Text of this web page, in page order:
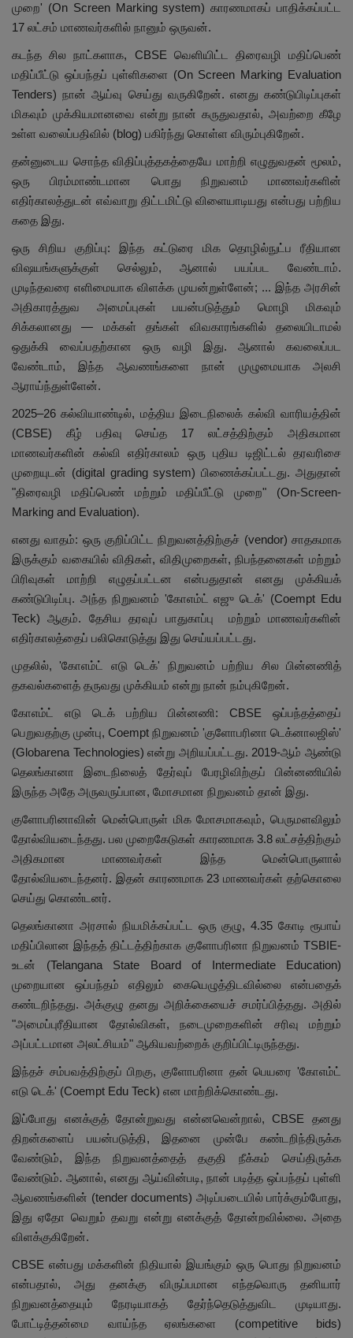
முறை' (On Screen Marking system) காரணமாகப் பாதிக்கப்பட்ட
17 லட்சம் மாணவர்களில் நானும் ஒருவன்.
கடந்த சில நாட்களாக, CBSE வெளியிட்ட திரைவழி மதிப்பெண்
மதிப்பீட்டு ஒப்பந்தப் புள்ளிகளை (On Screen Marking Evaluation
Tenders) நான் ஆய்வு செய்து வருகிறேன். எனது கண்டுபிடிப்புகள்
மிகவும் முக்கியமானவை என்று நான் கருதுவதால், அவற்றை கீழே
உள்ள வலைப்பதிவில் (blog) பகிர்ந்து கொள்ள விரும்புகிறேன்.
தன்னுடைய சொந்த விதிப்புத்தகத்தையே மாற்றி எழுதுவதன் மூலம்,
ஒரு பிரம்மாண்டமான பொது நிறுவனம் மாணவர்களின்
எதிர்காலத்துடன் எவ்வாறு திட்டமிட்டு விளையாடியது என்பது பற்றிய
கதை இது.
ஒரு சிறிய குறிப்பு: இந்த கட்டுரை மிக தொழில்நுட்ப ரீதியான
விஷயங்களுக்குள் செல்லும், ஆனால் பயப்பட வேண்டாம்.
முடிந்தவரை எளிமையாக விளக்க முயன்றுள்ளேன்; ... இந்த அரசின்
அதிகாரத்துவ அமைப்புகள் பயன்படுத்தும் மொழி மிகவும்
சிக்கலானது — மக்கள் தங்கள் விவகாரங்களில் தலையிடாமல்
ஒதுக்கி வைப்பதற்கான ஒரு வழி இது. ஆனால் கவலைப்பட
வேண்டாம், இந்த ஆவணங்களை நான் முழுமையாக அலசி
ஆராய்ந்துள்ளேன்.
2025–26 கல்வியாண்டில், மத்திய இடைநிலைக் கல்வி வாரியத்தின்
(CBSE) கீழ் பதிவு செய்த 17 லட்சத்திற்கும் அதிகமான
மாணவர்களின் கல்வி எதிர்காலம் ஒரு புதிய டிஜிட்டல் தரவரிசை
முறையுடன் (digital grading system) பிணைக்கப்பட்டது. அதுதான்
"திரைவழி மதிப்பெண் மற்றும் மதிப்பீட்டு முறை" (On-Screen-
Marking and Evaluation).
எனது வாதம்: ஒரு குறிப்பிட்ட நிறுவனத்திற்குச் (vendor) சாதகமாக
இருக்கும் வகையில் விதிகள், விதிமுறைகள், நிபந்தனைகள் மற்றும்
பிரிவுகள் மாற்றி எழுதப்பட்டன என்பதுதான் எனது முக்கியக்
கண்டுபிடிப்பு. அந்த நிறுவனம் 'கோஎம்ட் எஜு டெக்' (Coempt Edu
Teck) ஆகும். தேசிய தரவுப் பாதுகாப்பு மற்றும் மாணவர்களின்
எதிர்காலத்தைப் பலிகொடுத்து இது செய்யப்பட்டது.
முதலில், 'கோஎம்ட் எடு டெக்' நிறுவனம் பற்றிய சில பின்னணித்
தகவல்களைத் தருவது முக்கியம் என்று நான் நம்புகிறேன்.
கோஎம்ட் எடு டெக் பற்றிய பின்னணி: CBSE ஒப்பந்தத்தைப்
பெறுவதற்கு முன்பு, Coempt நிறுவனம் 'குளோபரினா டெக்னாலஜிஸ்'
(Globarena Technologies) என்று அறியப்பட்டது. 2019-ஆம் ஆண்டு
தெலங்கானா இடைநிலைத் தேர்வுப் பேரழிவிற்குப் பின்னணியில்
இருந்த அதே அருவருப்பான, மோசமான நிறுவனம் தான் இது.
குளோபரினாவின் மென்பொருள் மிக மோசமாகவும், பெருமளவிலும்
தோல்வியடைந்தது. பல முறைகேடுகள் காரணமாக 3.8 லட்சத்திற்கும்
அதிகமான மாணவர்கள் இந்த மென்பொருளால்
தோல்வியடைந்தனர். இதன் காரணமாக 23 மாணவர்கள் தற்கொலை
செய்து கொண்டனர்.
தெலங்கானா அரசால் நியமிக்கப்பட்ட ஒரு குழு, 4.35 கோடி ரூபாய்
மதிப்பிலான இந்தத் திட்டத்திற்காக குளோபரினா நிறுவனம் TSBIE-
உடன் (Telangana State Board of Intermediate Education)
முறையான ஒப்பந்தம் எதிலும் கையெழுத்திடவில்லை என்பதைக்
கண்டறிந்தது. அக்குழு தனது அறிக்கையைச் சமர்ப்பித்தது. அதில்
"அமைப்புரீதியான தோல்விகள், நடைமுறைகளின் சரிவு மற்றும்
அப்பட்டமான அலட்சியம்" ஆகியவற்றைக் குறிப்பிட்டிருந்தது.
இந்தச் சம்பவத்திற்குப் பிறகு, குளோபரினா தன் பெயரை 'கோஎம்ட்
எடு டெக்' (Coempt Edu Teck) என மாற்றிக்கொண்டது.
இப்போது எனக்குத் தோன்றுவது என்னவென்றால், CBSE தனது
திறன்களைப் பயன்படுத்தி, இதனை முன்பே கண்டறிந்திருக்க
வேண்டும், இந்த நிறுவனத்தைத் தகுதி நீக்கம் செய்திருக்க
வேண்டும். ஆனால், எனது ஆய்வின்படி, நான் படித்த ஒப்பந்தப் புள்ளி
ஆவணங்களின் (tender documents) அடிப்படையில் பார்க்கும்போது,
இது ஏதோ வெறும் தவறு என்று எனக்குத் தோன்றவில்லை. அதை
விளக்குகிறேன்.
CBSE என்பது மக்களின் நிதியால் இயங்கும் ஒரு பொது நிறுவனம்
என்பதால், அது தனக்கு விருப்பமான எந்தவொரு தனியார்
நிறுவனத்தையும் நேரடியாகத் தேர்ந்தெடுத்துவிட முடியாது.
போட்டித்தன்மை வாய்ந்த ஏலங்களை (competitive bids)